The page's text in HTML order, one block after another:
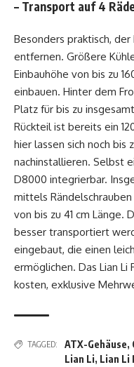
– Transport auf 4
Besonders praktisch,
entfernen. Größere
Einbauhöhe von bis zu
einbauen. Hinter dem
Platz für bis zu
Rückteil ist bereits ein
hier lassen sich noch
nachinstallieren. Selbst
D8000 integrierbar.
mittels
von bis zu 41 cm Länge.
besser transportiert
eingebaut, die einen
ermöglichen. Das Lian Li
kosten, exklusive
TAGGED: ATX-Gehäuse,
Lian Li, Lian Li